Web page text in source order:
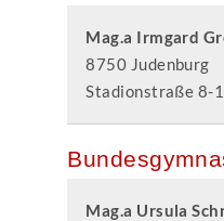
Mag.a Irmgard
8750 Judenburg
Stadionstraße 8-
Mag.a Ursula